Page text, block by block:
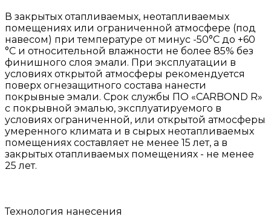
В закрытых отапливаемых, неотапливаемых
помещениях или ограниченной атмосфере (под
навесом) при температуре от минус -50°С до +60
°С и относительной влажности не более 85% без
финишного слоя эмали. При эксплуатации в
условиях открытой атмосферы рекомендуется
поверх огнезащитного состава нанести
покрывные эмали. Срок службы ПО «СARBOND R»
с покрывной эмалью, эксплуатируемого в
условиях ограниченной, или открытой атмосферы
умеренного климата и в сырых неотапливаемых
помещениях составляет не менее 15 лет, а в
закрытых отапливаемых помещениях - не менее
25 лет.
Технология нанесения